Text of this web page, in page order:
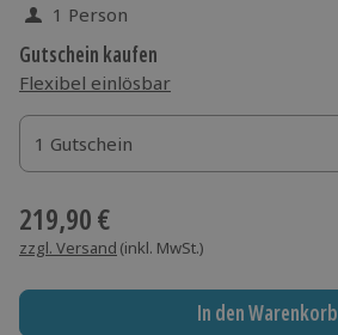
1 Person
Gutschein kaufen
Flexibel einlösbar
1 Gutschein
1 Gutschein
1 Gutschein
219,90 €
zzgl. Versand (inkl. MwSt.)
In den Warenkorb